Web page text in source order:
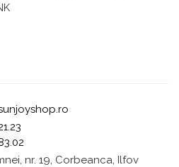
nr. 19, Corbeanca, Ilfov